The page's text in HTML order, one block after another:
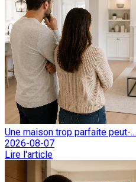
Une maison trop parfaite peut-...
2026-08-07
Lire l'article